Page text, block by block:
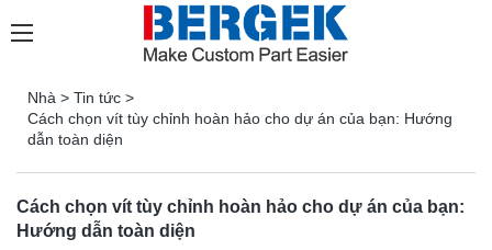
Nhà > Tin tức >
Cách chọn vít tùy chỉnh hoàn hảo cho dự án của bạn: Hướng
dẫn toàn diện
Cách chọn vít tùy chỉnh hoàn hảo cho dự án của bạn:
Hướng dẫn toàn diện